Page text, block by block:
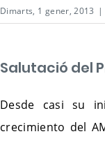
Dimarts, 1 gener, 2013 |
Salutació del
Desde casi su
crecimiento del